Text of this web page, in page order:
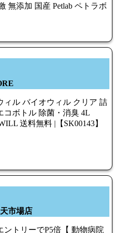
無添加 国産 Petlab ペトラボ
ィル バイオウィル クリア 詰
コボトル 除菌・消臭 4L
送料無料 |【SK00143】
市場店
ントリーでP5倍【 動物病院